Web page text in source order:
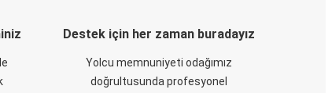
Destek için her zaman buradayız
Yolcu memnuniyeti odağımız
doğrultusunda profesyonel